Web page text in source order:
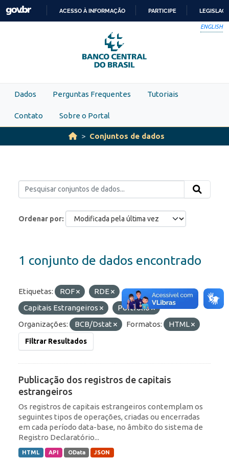
Skip to main content
PARA
O
CONTEÚDO
ACESSO À INFORMAÇÃO PARTICIPE
ENGLISH
Dados Perguntas Frequentes Tutoriais
Contato Sobre o Portal
Conjuntos de dados
Ordenar por
1 conjunto de dados encontrado
Etiquetas: ROF
RDE
Capitais Estrangeiros
Portfólio
Organizações:
BCB/Dstat Formatos: HTML
Filtrar Resultados
Publicação dos registros de capitais
estrangeiros
Os registros de capitais estrangeiros contemplam os
seguintes tipos de operações, criadas ou encerradas
em cada período data-base, no âmbito do sistema de
Registro Declaratório...
HTML API OData JSON